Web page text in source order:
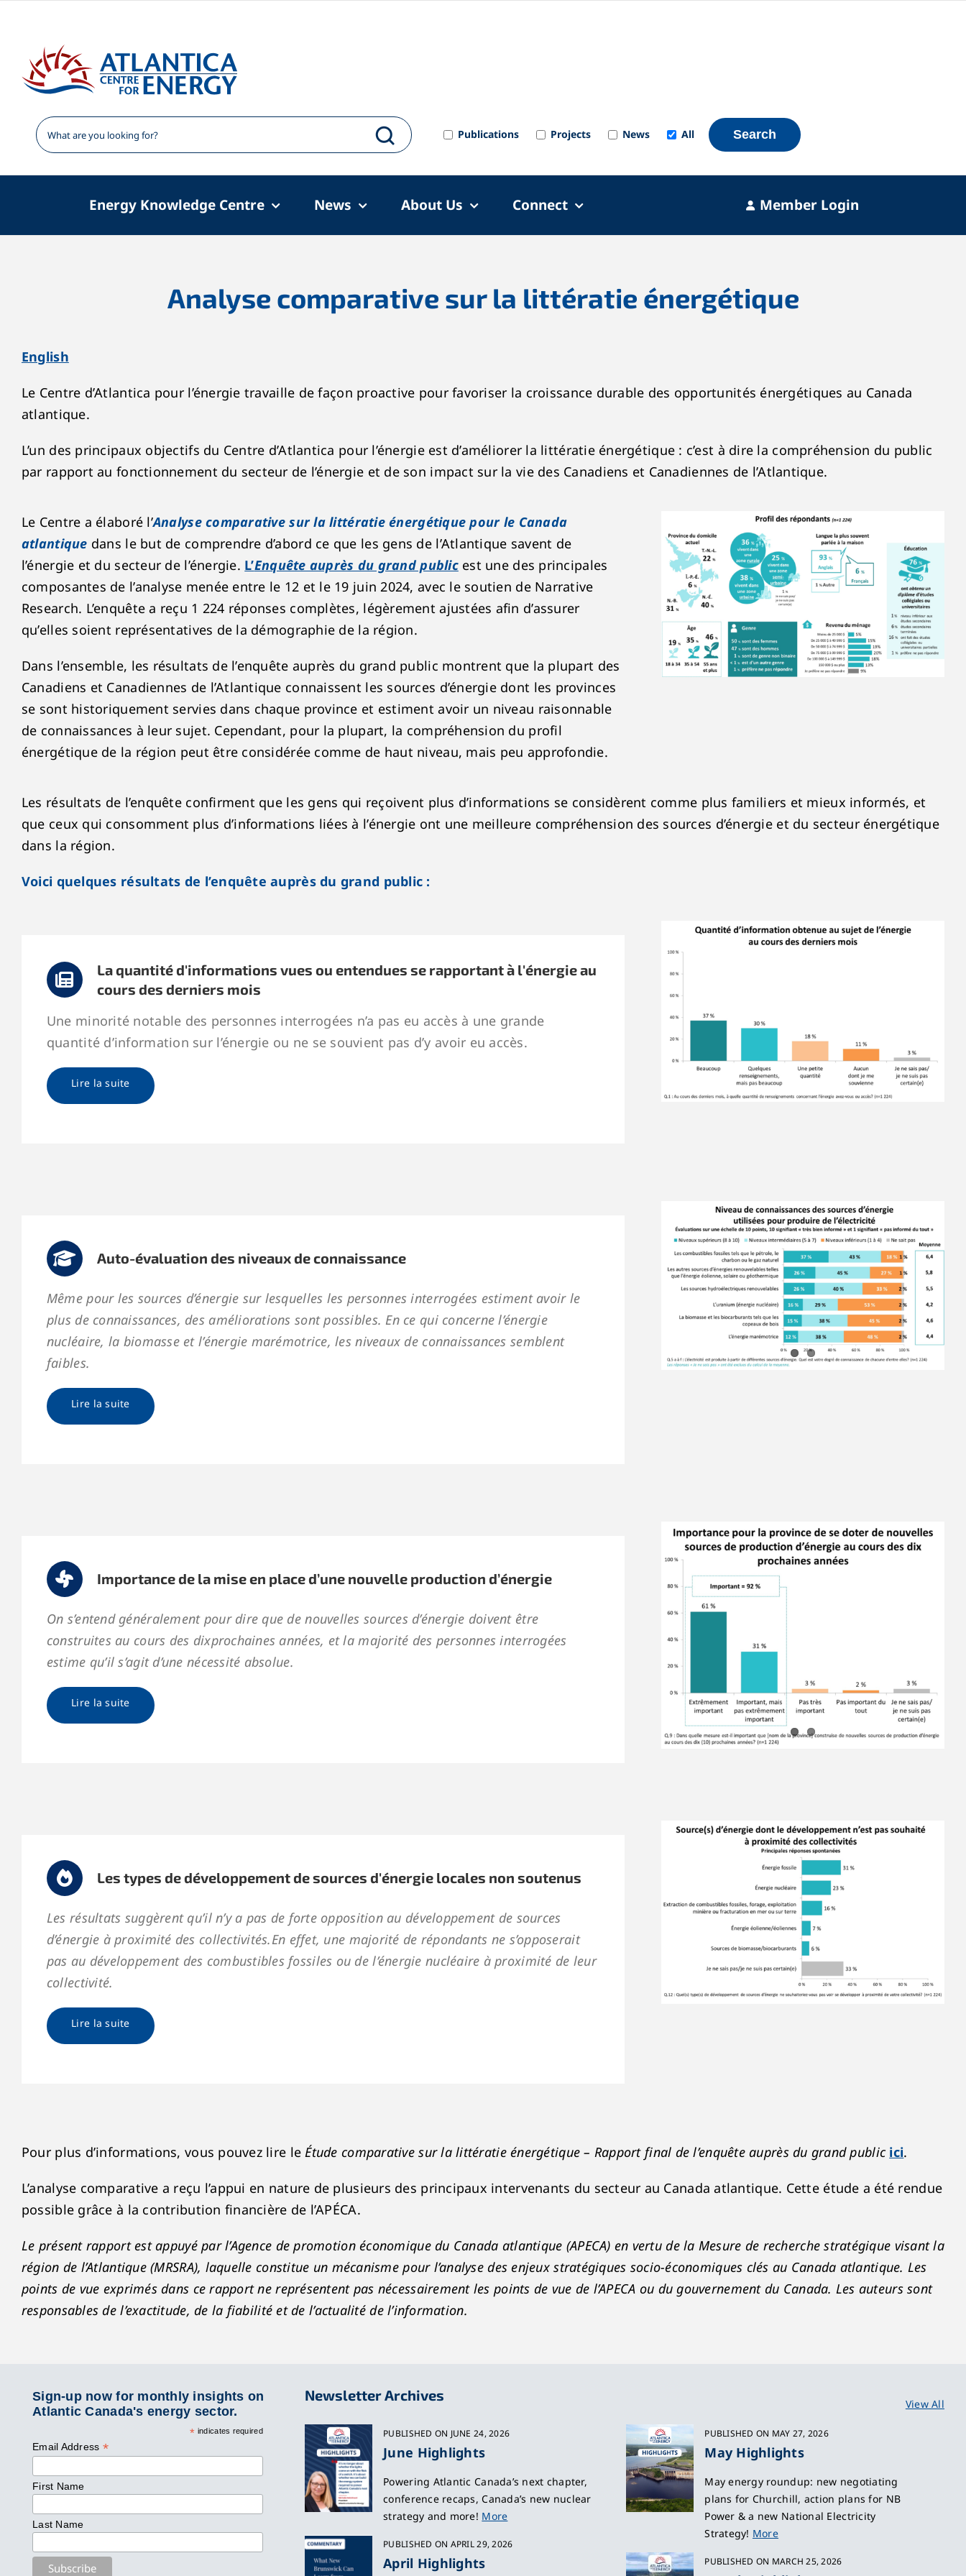
content
Publications Projects News All Search
Energy Knowledge Centre News About Us Connect Member Login
Analyse comparative sur la littératie énergétique
English
Le Centre d’Atlantica pour l’énergie travaille de façon proactive pour favoriser la croissance durable des opportunités énergétiques au Canada
atlantique.
L’un des principaux objectifs du Centre d’Atlantica pour l’énergie est d’améliorer la littératie énergétique : c’est à dire la compréhension du public
par rapport au fonctionnement du secteur de l’énergie et de son impact sur la vie des Canadiens et Canadiennes de l’Atlantique.
Le Centre a élaboré l’Analyse comparative sur la littératie énergétique pour le Canada
atlantique dans le but de comprendre d’abord ce que les gens de l’Atlantique savent de
l’énergie et du secteur de l’énergie. L’Enquête auprès du grand publicest une des principales
composantes de l’analyse menée entre le 12 et le 19 juin 2024, avec le soutien de Narrative
Research. L’enquête a reçu 1 224 réponses complètes, légèrement ajustées afin d’assurer
qu’elles soient représentatives de la démographie de la région.
Dans l’ensemble, les résultats de l’enquête auprès du grand public montrent que la plupart des
Canadiens et Canadiennes de l’Atlantique connaissent les sources d’énergie dont les provinces
se sont historiquement servies dans chaque province et estiment avoir un niveau raisonnable
de connaissances à leur sujet. Cependant, pour la plupart, la compréhension du profil
énergétique de la région peut être considérée comme de haut niveau, mais peu approfondie.
Les résultats de l’enquête confirment que les gens qui reçoivent plus d’informations se considèrent comme plus familiers et mieux informés, et
que ceux qui consomment plus d’informations liées à l’énergie ont une meilleure compréhension des sources d’énergie et du secteur énergétique
dans la région.
Voici quelques résultats de l’enquête auprès du grand public :
La quantité d'informations vues ou entendues se rapportant à l'énergie au
cours des derniers mois
Une minorité notable des personnes interrogées n’a pas eu accès à une grande
quantité d’information sur l’énergie ou ne se souvient pas d’y avoir eu accès.
Lire la suite
Auto-évaluation des niveaux de connaissance
Même pour les sources d’énergie sur lesquelles les personnes interrogées estiment avoir le
plus de connaissances, des améliorations sont possibles. En ce qui concerne l’énergie
nucléaire, la biomasse et l’énergie marémotrice, les niveaux de connaissances semblent
faibles.
Lire la suite
Importance de la mise en place d’une nouvelle production d’énergie
On s’entend généralement pour dire que de nouvelles sources d’énergie doivent être
construites au cours des dixprochaines années, et la majorité des personnes interrogées
estime qu’il s’agit d’une nécessité absolue.
Lire la suite
Les types de développement de sources d'énergie locales non soutenus
Les résultats suggèrent qu’il n’y a pas de forte opposition au développement de sources
d’énergie à proximité des collectivités.En effet, une majorité de répondants ne s’opposerait
pas au développement des combustibles fossiles ou de l’énergie nucléaire à proximité de leur
collectivité.
Lire la suite
Pour plus d’informations, vous pouvez lire leÉtude comparative sur la littératie énergétique – Rapport final de l’enquête auprès du grand public ici.
L’analyse comparative a reçu l’appui en nature de plusieurs des principaux intervenants du secteur au Canada atlantique. Cette étude a été rendue
possible grâce à la contribution financière de l’APÉCA.
Le présent rapport est appuyé par l’Agence de promotion économique du Canada atlantique (APECA) en vertu de la Mesure de recherche stratégique visant la
région de l’Atlantique (MRSRA), laquelle constitue un mécanisme pour l’analyse des enjeux stratégiques socio-économiques clés au Canada atlantique. Les
points de vue exprimés dans ce rapport ne représentent pas nécessairement les points de vue de l’APECA ou du gouvernement du Canada. Les auteurs sont
responsables de l’exactitude, de la fiabilité et de l’actualité de l’information.
Sign-up now for monthly insights on
Atlantic Canada's energy sector.
* indicates required
Email Address *
First Name
Last Name
Newsletter Archives
View All
PUBLISHED ON JUNE 24, 2026
June Highlights
Powering Atlantic Canada’s next chapter,
conference recaps, Canada’s new nuclear
strategy and more! More
PUBLISHED ON APRIL 29, 2026
April Highlights
PUBLISHED ON MAY 27, 2026
May Highlights
May energy roundup: new negotiating
plans for Churchill, action plans for NB
Power & a new National Electricity
Strategy! More
PUBLISHED ON MARCH 25, 2026